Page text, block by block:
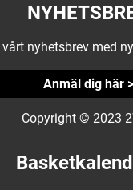
nyhetsbrev med
Anmäl dig här >
Copyright © 2023